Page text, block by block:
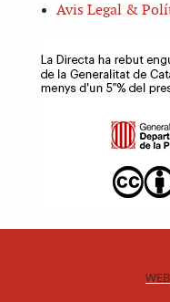
Avis Legal &